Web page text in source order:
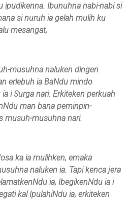
ipudikenna. Ibunuhna nabi-nabi si
si nuruh ia gelah mulih ku
mesangat,
musuhna naluken dingen
erlebuh ia BaNdu mindo
i Surga nari. Erkiteken perkuah
man bana peminpin-
musuh-musuhna nari.
ka ia mulihken, emaka
naluken ia. Tapi kenca jera
ia, IbegikenNdu ia i
kal IpulahiNdu ia, erkiteken